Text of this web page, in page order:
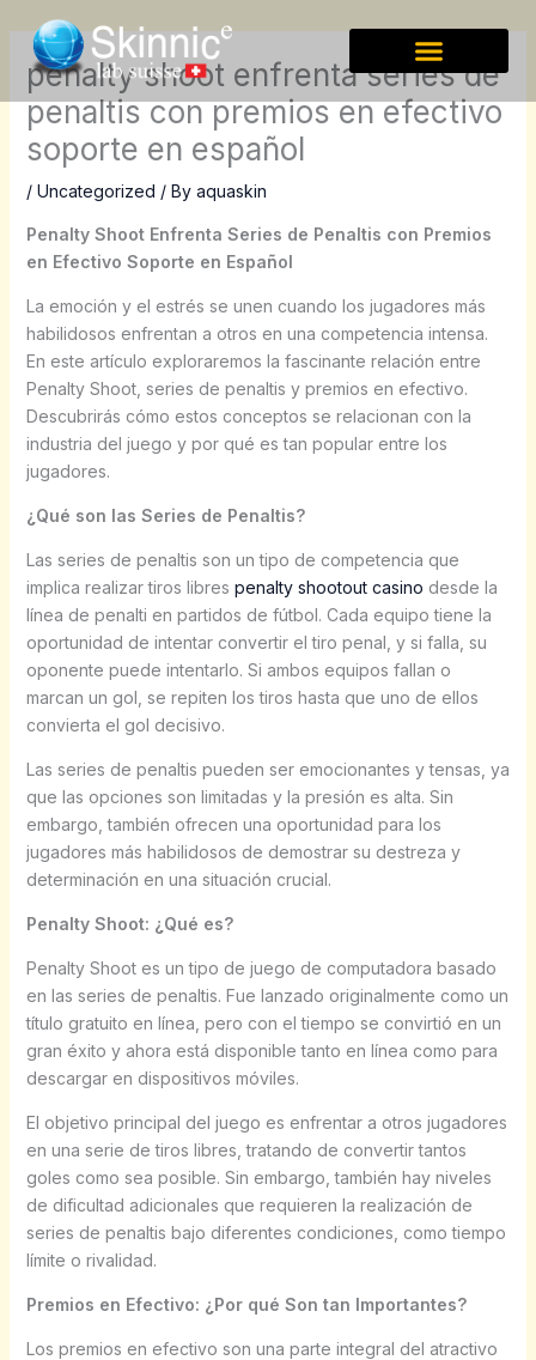
contentpenalty shoot enfrenta series de
penaltis con premios en efectivo
soporte en español
/ Uncategorized / By aquaskin
Penalty Shoot Enfrenta Series de Penaltis con Premios
en Efectivo Soporte en Español
La emoción y el estrés se unen cuando los jugadores más
habilidosos enfrentan a otros en una competencia intensa.
En este artículo exploraremos la fascinante relación entre
Penalty Shoot, series de penaltis y premios en efectivo.
Descubrirás cómo estos conceptos se relacionan con la
industria del juego y por qué es tan popular entre los
jugadores.
¿Qué son las Series de Penaltis?
Las series de penaltis son un tipo de competencia que
implica realizar tiros libres penalty shootout casino desde la
línea de penalti en partidos de fútbol. Cada equipo tiene la
oportunidad de intentar convertir el tiro penal, y si falla, su
oponente puede intentarlo. Si ambos equipos fallan o
marcan un gol, se repiten los tiros hasta que uno de ellos
convierta el gol decisivo.
Las series de penaltis pueden ser emocionantes y tensas, ya
que las opciones son limitadas y la presión es alta. Sin
embargo, también ofrecen una oportunidad para los
jugadores más habilidosos de demostrar su destreza y
determinación en una situación crucial.
Penalty Shoot: ¿Qué es?
Penalty Shoot es un tipo de juego de computadora basado
en las series de penaltis. Fue lanzado originalmente como un
título gratuito en línea, pero con el tiempo se convirtió en un
gran éxito y ahora está disponible tanto en línea como para
descargar en dispositivos móviles.
El objetivo principal del juego es enfrentar a otros jugadores
en una serie de tiros libres, tratando de convertir tantos
goles como sea posible. Sin embargo, también hay niveles
de dificultad adicionales que requieren la realización de
series de penaltis bajo diferentes condiciones, como tiempo
límite o rivalidad.
Premios en Efectivo: ¿Por qué Son tan Importantes?
Los premios en efectivo son una parte integral del atractivo